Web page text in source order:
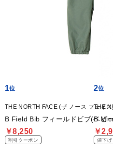
1
THE NORTH FACE (ザ ノース フェイ
B Field Bib フィールドビブ(ベビ
￥8,250
割引クーポン
2
THE
B
￥
値下げ